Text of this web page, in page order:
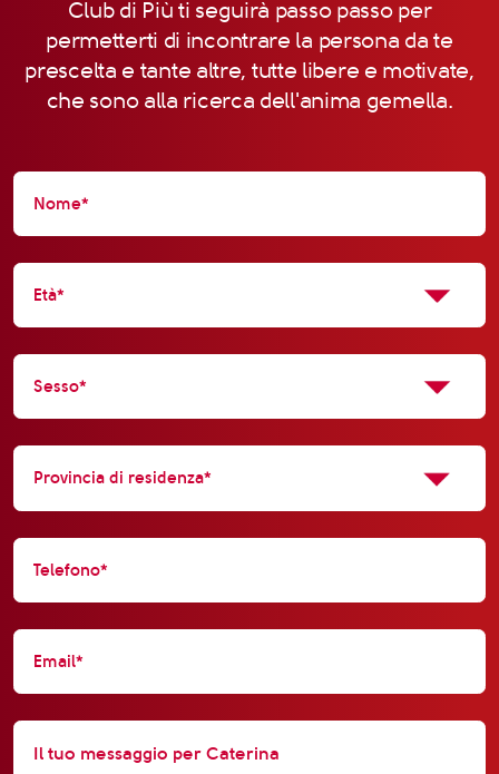
Club di Più ti seguirà passo passo per
permetterti di incontrare la persona da te
prescelta e tante altre, tutte libere e motivate,
che sono alla ricerca dell'anima gemella.